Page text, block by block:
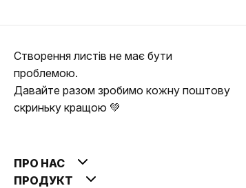
Створення листів не має бути
проблемою.
Давайте разом зробимо кожну поштову
скриньку кращою 💚
ПРО НАС
ПРОДУКТ